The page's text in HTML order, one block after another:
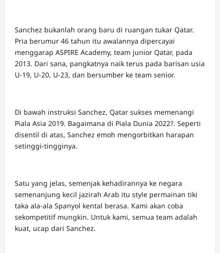
Sanchez bukanlah orang baru di ruangan tukar Qatar.
Pria berumur 46 tahun itu awalannya dipercayai
menggarap ASPIRE Academy, team junior Qatar, pada
2013. Dari sana, pangkatnya naik terus pada barisan usia
U-19, U-20, U-23, dan bersumber ke team senior.
Di bawah instruksi Sanchez, Qatar sukses memenangi
Piala Asia 2019. Bagaimana di Piala Dunia 2022?. Seperti
disentil di atas, Sanchez emoh mengorbitkan harapan
setinggi-tingginya.
Satu yang jelas, semenjak kehadirannya ke negara
semenanjung kecil jazirah Arab itu style permainan tiki
taka ala-ala Spanyol kental berasa. Kami akan coba
sekompetitif mungkin. Untuk kami, semua team adalah
kuat, ucap dari Sanchez.